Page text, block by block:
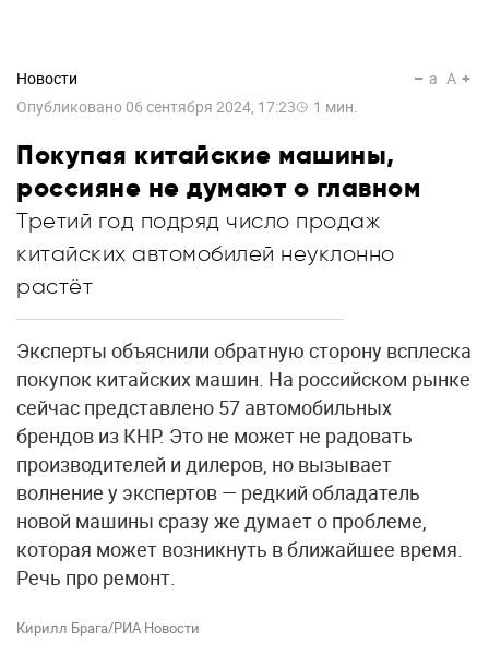
Новости
Опубликовано 06 сентября 2024, 17:23 1 мин.
a A
Покупая китайские машины,
россияне не думают о главном
Третий год подряд число продаж
китайских автомобилей неуклонно
растёт
Эксперты объяснили обратную сторону всплеска
покупок китайских машин. На российском рынке
сейчас представлено 57 автомобильных
брендов из КНР. Это не может не радовать
производителей и дилеров, но вызывает
волнение у экспертов — редкий обладатель
новой машины сразу же думает о проблеме,
которая может возникнуть в ближайшее время.
Речь про ремонт.
Кирилл Брага/РИА Новости